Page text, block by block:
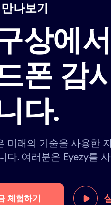
나보기
상에
폰 감
다.
미래의 기술을 사용한
다. 여러분은 Eyezy를
체험하기